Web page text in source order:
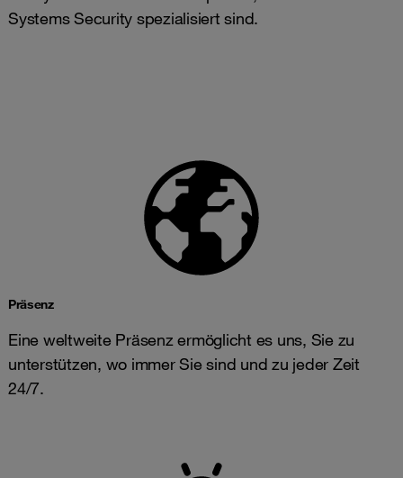
Systems Security spezialisiert sind.
Präsenz
Eine weltweite Präsenz ermöglicht es uns, Sie zu
unterstützen, wo immer Sie sind und zu jeder Zeit
24/7.